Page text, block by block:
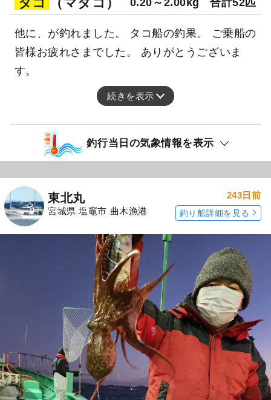
他に、が釣れました。 タコ船の釣果。 ご乗船の
皆様お疲れさまでした。 ありがとうございま
す。
続きを表示
釣行当日の気象情報を表示
東北丸
宮城県 塩竈市 曲木漁港
243日前
釣り船詳細を見る